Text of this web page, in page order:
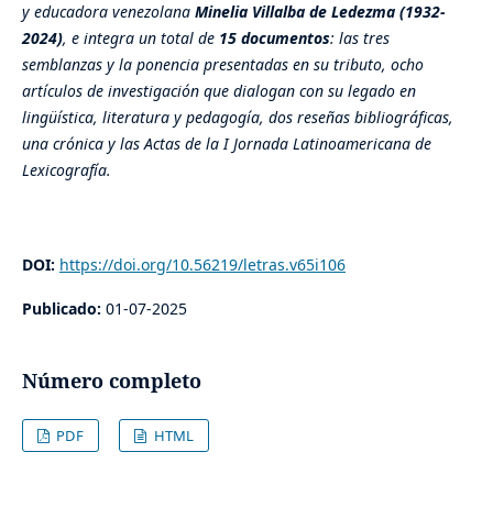
y educadora venezolana Minelia Villalba de Ledezma (1932-
2024), e integra un total de 15 documentos: las tres
semblanzas y la ponencia presentadas en su tributo, ocho
artículos de investigación que dialogan con su legado en
lingüística, literatura y pedagogía, dos reseñas bibliográficas,
una crónica y las Actas de la I Jornada Latinoamericana de
Lexicografía.
DOI: https://doi.org/10.56219/letras.v65i106
Publicado: 01-07-2025
Número completo
PDF HTML